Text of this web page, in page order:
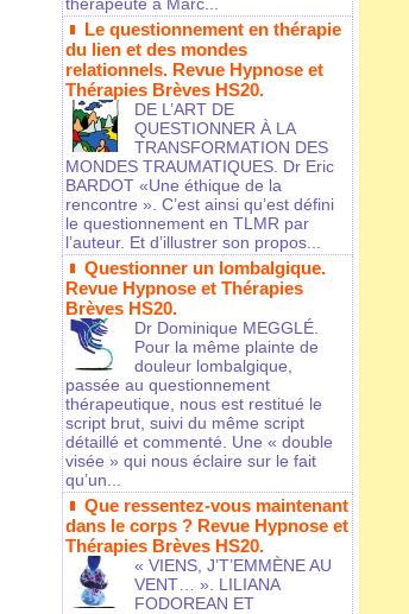
Le questionnement en thérapie
du lien et des mondes
relationnels. Revue Hypnose et
Thérapies Brèves HS20.
DE L’ART DE
QUESTIONNER À LA
TRANSFORMATION DES
MONDES TRAUMATIQUES. Dr Eric
BARDOT «Une éthique de la
rencontre ». C’est ainsi qu’est défini
le questionnement en TLMR par
l’auteur. Et d’illustrer son propos...
Questionner un lombalgique.
Revue Hypnose et Thérapies
Brèves HS20.
Dr Dominique MEGGLÉ.
Pour la même plainte de
douleur lombalgique,
passée au questionnement
thérapeutique, nous est restitué le
script brut, suivi du même script
détaillé et commenté. Une « double
visée » qui nous éclaire sur le fait
qu’un...
Que ressentez-vous maintenant
dans le corps ? Revue Hypnose et
Thérapies Brèves HS20.
« VIENS, J’T’EMMÈNE AU
VENT… ». LILIANA
FODOREAN ET